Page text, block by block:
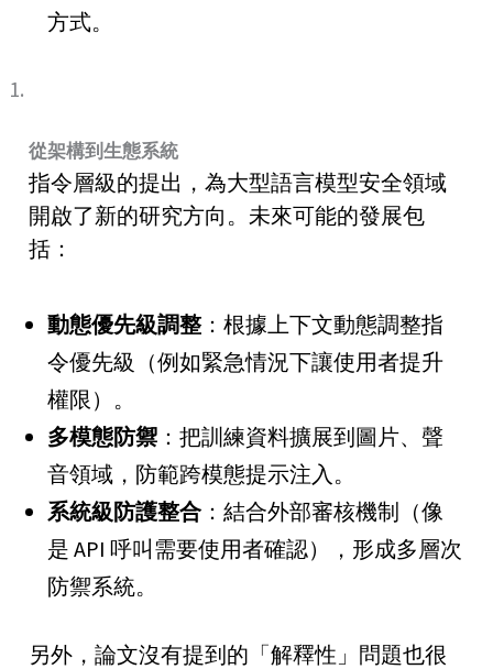
方式。
從架構到生態系統
指令層級的提出，為大型語言模型安全領域
開啟了新的研究方向。未來可能的發展包
括：
動態優先級調整：根據上下文動態調整指
令優先級（例如緊急情況下讓使用者提升
權限）。
多模態防禦 ：把訓練資料擴展到圖片、聲
音領域，防範跨模態提示注入。
系統級防護整合 ：結合外部審核機制（像
是 API 呼叫需要使用者確認），形成多層次
防禦系統。
另外，論文沒有提到的「解釋性」問題也很